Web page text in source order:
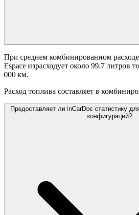
При среднем комбинированном
Espace израсходует около 99.7 литров
000 км.
Расход топлива составляет в
Предоставляет ли inCarDoc статистику
конфигураций?